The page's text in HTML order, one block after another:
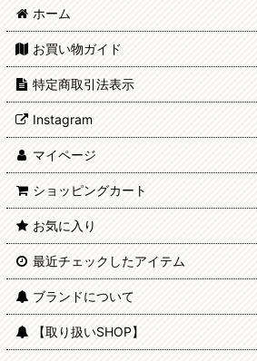
ソックス
タイツ
レギンス
ホーム
お買い物ガイド
特定商取引法表示
Instagram
マイページ
ショッピングカート
お気に入り
最近チェックしたアイテム
ブランドについて
【取り扱いSHOP】